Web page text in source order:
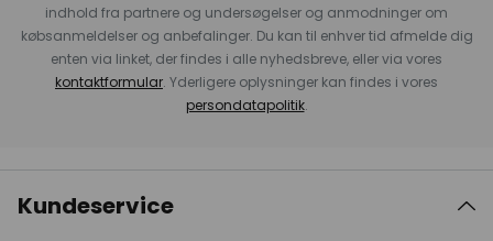
indhold fra partnere og undersøgelser og anmodninger om
købsanmeldelser og anbefalinger. Du kan til enhver tid afmelde dig
enten via linket, der findes i alle nyhedsbreve, eller via vores
kontaktformular. Yderligere oplysninger kan findes i vores
persondatapolitik.
Kundeservice